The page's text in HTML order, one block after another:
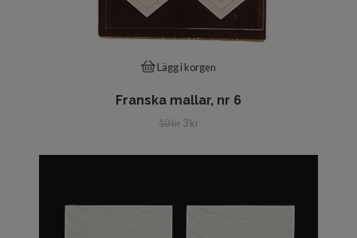
Lägg i korgen
Franska mallar, nr 6
10 kr 3 kr